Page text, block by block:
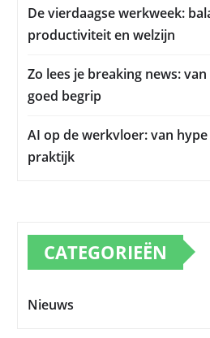
De vierdaagse werkweek:
productiviteit en welzijn
Zo lees je breaking news:
goed begrip
AI op de werkvloer: van
praktijk
CATEGORIEËN
Nieuws